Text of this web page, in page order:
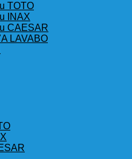
TOTO
INAX
CAESAR
LAVABO